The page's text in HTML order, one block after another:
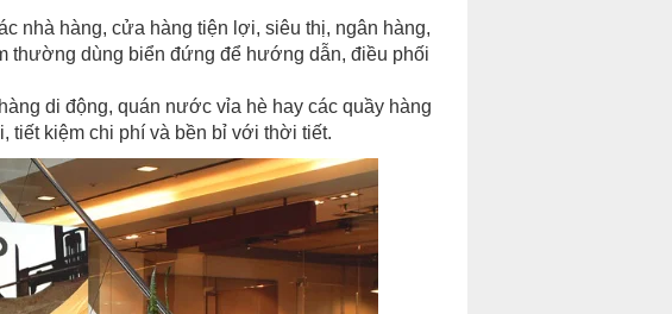
nhà hàng, cửa hàng tiện lợi, siêu thị, ngân hàng,
thường dùng biển đứng để hướng dẫn, điều phối
di động, quán nước vỉa hè hay các quầy hàng
tiết kiệm chi phí và bền bỉ với thời tiết.